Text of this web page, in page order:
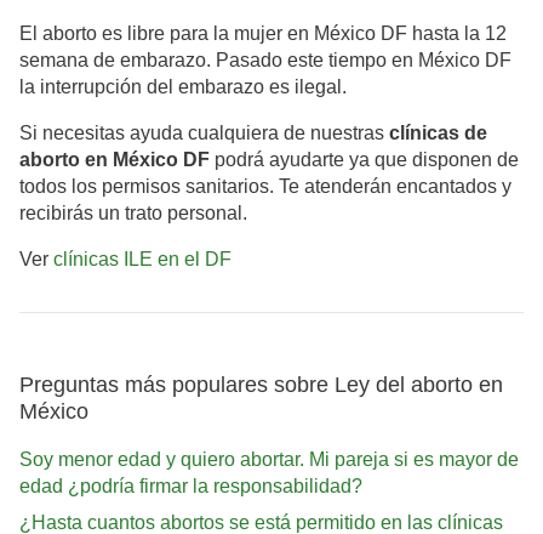
El aborto es libre para la mujer en México DF hasta la 12
semana de embarazo. Pasado este tiempo en México DF
la interrupción del embarazo es ilegal.
Si necesitas ayuda cualquiera de nuestras clínicas de
aborto en México DF podrá ayudarte ya que disponen de
todos los permisos sanitarios. Te atenderán encantados y
recibirás un trato personal.
Ver clínicas ILE en el DF
Preguntas más populares sobre Ley del aborto en
México
Soy menor edad y quiero abortar. Mi pareja si es mayor de
edad ¿podría firmar la responsabilidad?
¿Hasta cuantos abortos se está permitido en las clínicas